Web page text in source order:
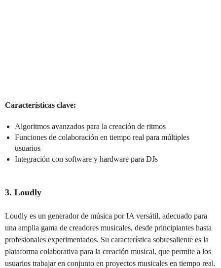
Características clave:
Algoritmos avanzados para la creación de ritmos
Funciones de colaboración en tiempo real para múltiples
usuarios
Integración con software y hardware para DJs
3. Loudly
Loudly es un generador de música por IA versátil, adecuado para
una amplia gama de creadores musicales, desde principiantes hasta
profesionales experimentados. Su característica sobresaliente es la
plataforma colaborativa para la creación musical, que permite a los
usuarios trabajar en conjunto en proyectos musicales en tiempo real.